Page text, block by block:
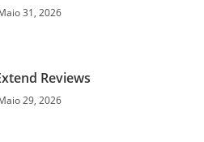
31, 2026
Reviews
29, 2026